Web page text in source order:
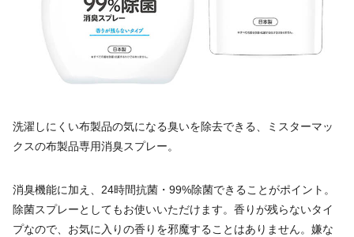
洗濯しにくい布製品の気になる臭いを除去できる、ミスターマッ
クスの布製品専用消臭スプレー。
消臭機能に加え、24時間抗菌・99%除菌できることがポイント。
除菌スプレーとしてもお使いいただけます。香りが残らないタイ
プなので、お気に入りの香りを邪魔することはありません。嫌な